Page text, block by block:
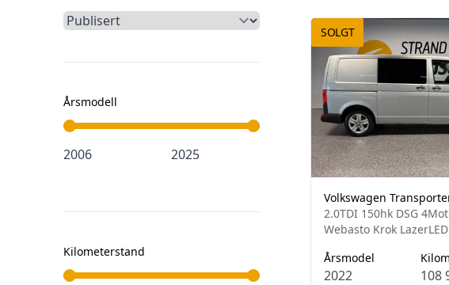
Årsmodell
Kilometerstand
SOLGT
Volkswagen
2.0TDI 150hk DSG
Webasto Krok
Årsmodel
2022 108